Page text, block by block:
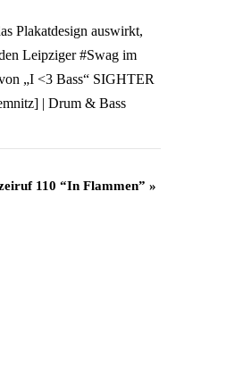
Plakatdesign auswirkt,
Leipziger #Swag im
„I <3 Bass“ SIGHTER
| Drum & Bass
110 “In Flammen” »